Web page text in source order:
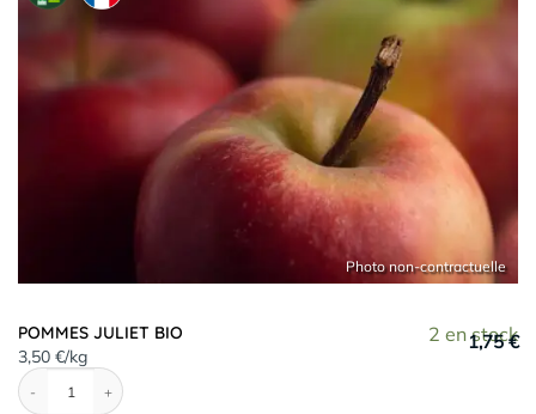
2 en stock
POMMES JULIET BIO
3,50 €/kg
1,75 €
quantité de POMMES JULIET BIO